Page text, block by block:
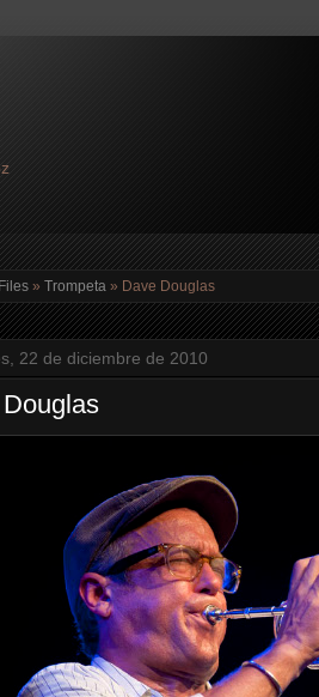
» Trompeta » Dave Douglas
22 de diciembre de 2010